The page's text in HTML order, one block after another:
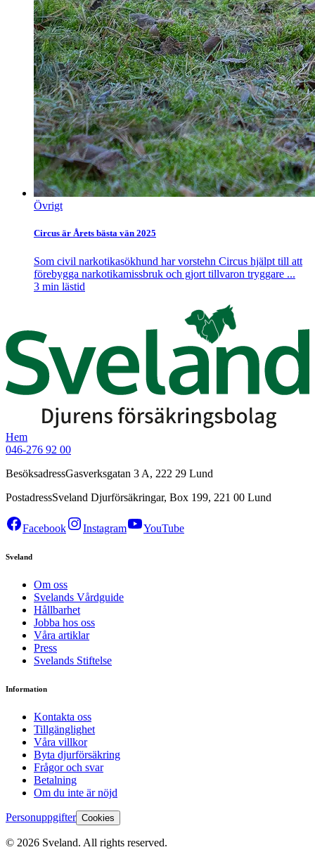
Övrigt
Circus är Årets bästa vän 2025
Som civil narkotikasökhund har vorstehn Circus hjälpt till att
förebygga narkotikamissbruk och gjort tillvaron tryggare ...
3 min lästid
Hem
046-276 92 00
BesöksadressGasverksgatan 3 A, 222 29 Lund
PostadressSveland Djurförsäkringar, Box 199, 221 00 Lund
Facebook Instagram YouTube
Sveland
Om oss
Svelands Vårdguide
Hållbarhet
Jobba hos oss
Våra artiklar
Press
Svelands Stiftelse
Information
Kontakta oss
Tillgänglighet
Våra villkor
Byta djurförsäkring
Frågor och svar
Betalning
Om du inte är nöjd
Personuppgifter Cookies
© 2026 Sveland. All rights reserved.